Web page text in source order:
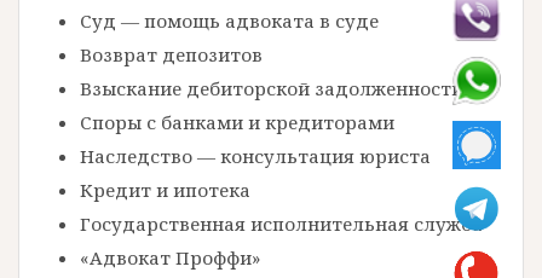
Суд — помощь адвоката в суде
Возврат депозитов
Взыскание дебиторской задолженности
Споры с банками и кредиторами
Наследство — консультация юриста
Кредит и ипотека
Государственная исполнительная служба
«Адвокат Проффи»